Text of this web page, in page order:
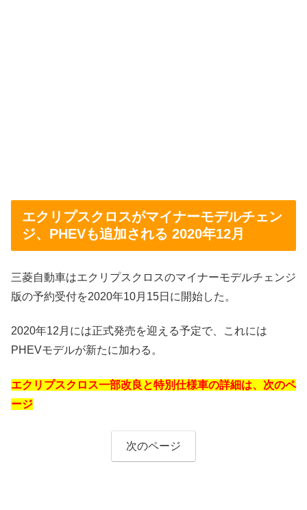
エクリプスクロスがマイナーモデルチェン
ジ、PHEVも追加される 2020年12月
三菱自動車はエクリプスクロスのマイナーモデルチェンジ
版の予約受付を2020年10月15日に開始した。
2020年12月には正式発売を迎える予定で、これには
PHEVモデルが新たに加わる。
エクリプスクロス一部改良と特別仕様車の詳細は、次のペ
ージ
次のページ